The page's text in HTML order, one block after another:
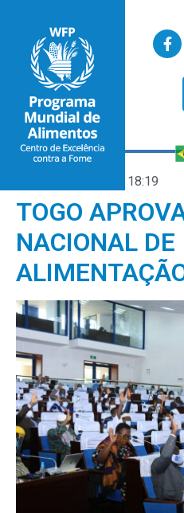
18:19
TOGO
NACIONAL DE